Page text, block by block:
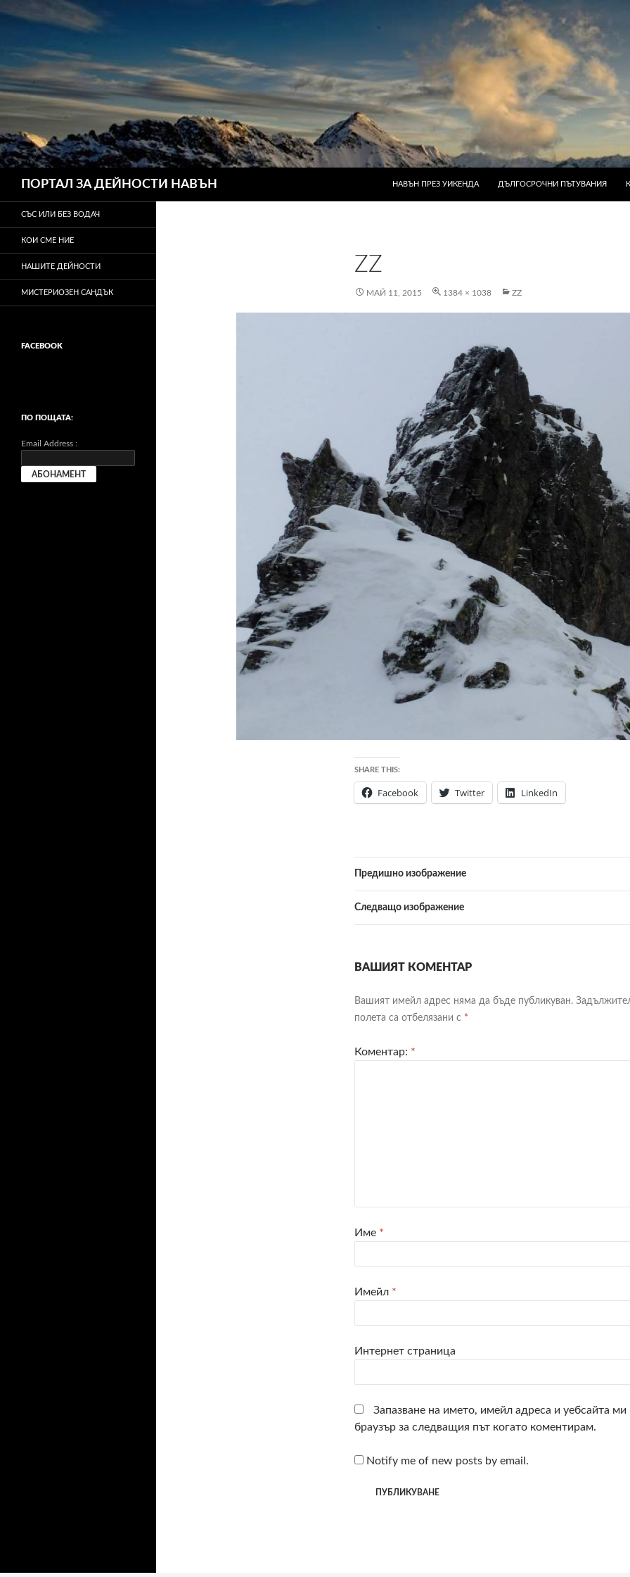
ПОРТАЛ ЗА ДЕЙНОСТИ НАВЪН
НАВЪН ПРЕЗ УИКЕНДА
ДЪЛГОСРОЧНИ ПЪТУВАНИЯ
ZZ
МАЙ 11, 2015 1384 × 1038 ZZ
SHARE THIS:
Facebook Twitter LinkedIn
Предишно изображение
Следващо изображение
ВАШИЯТ КОМЕНТАР
Вашият имейл адрес няма да бъде публикуван.
полета са отбелязани с *
Коментар: *
Име *
Имейл *
Интернет страница
Запазване на името, имейл адреса и уебсайта ми
браузър за следващия път когато коментирам.
Notify me of new posts by email.
СЪС ИЛИ БЕЗ ВОДАЧ
КОИ СМЕ НИЕ
НАШИТЕ ДЕЙНОСТИ
МИСТЕРИОЗЕН САНДЪК
FACEBOOK
ПО ПОЩАТА:
Email Address :